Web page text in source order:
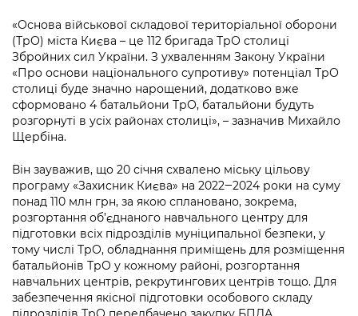
Kyiv International Relations
Річні звіти
Гендерна політика
Безбар'єрність
Київська міська військова адміністрація
Портал Захисників та Захисниць
Безбар'єрність
Портал послуг
Міський застосунок Київ Цифровий
Важливе під час воєнного стану
Портал даних Києва
Публічні дашборди
«Основа військової складової територіальної оборони
(ТрО) міста Києва – це 112 бригада ТрО столиці
Збройних сил України. З ухваленням Закону України
«Про основи національного супротиву» потенціал ТрО
столиці буде значно нарощений, додатково вже
сформовано 4 батальйони ТрО, батальйони будуть
розгорнуті в усіх районах столиці», – зазначив Михайло
Щербіна.
Він зауважив, що 20 січня схвалено міську цільову
програму «Захисник Києва» на 2022‒2024 роки на суму
понад 110 млн грн, за якою сплановано, зокрема,
розгортання об’єднаного навчального центру для
підготовки всіх підрозділів муніципальної безпеки, у
тому числі ТрО, обладнання приміщень для розміщення
батальйонів ТрО у кожному районі, розгортання
навчальних центрів, рекрутингових центрів тощо. Для
забезпечення якісної підготовки особового складу